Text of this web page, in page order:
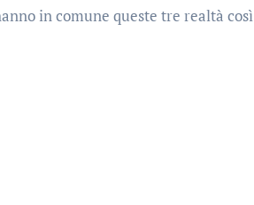
in comune queste tre realtà così